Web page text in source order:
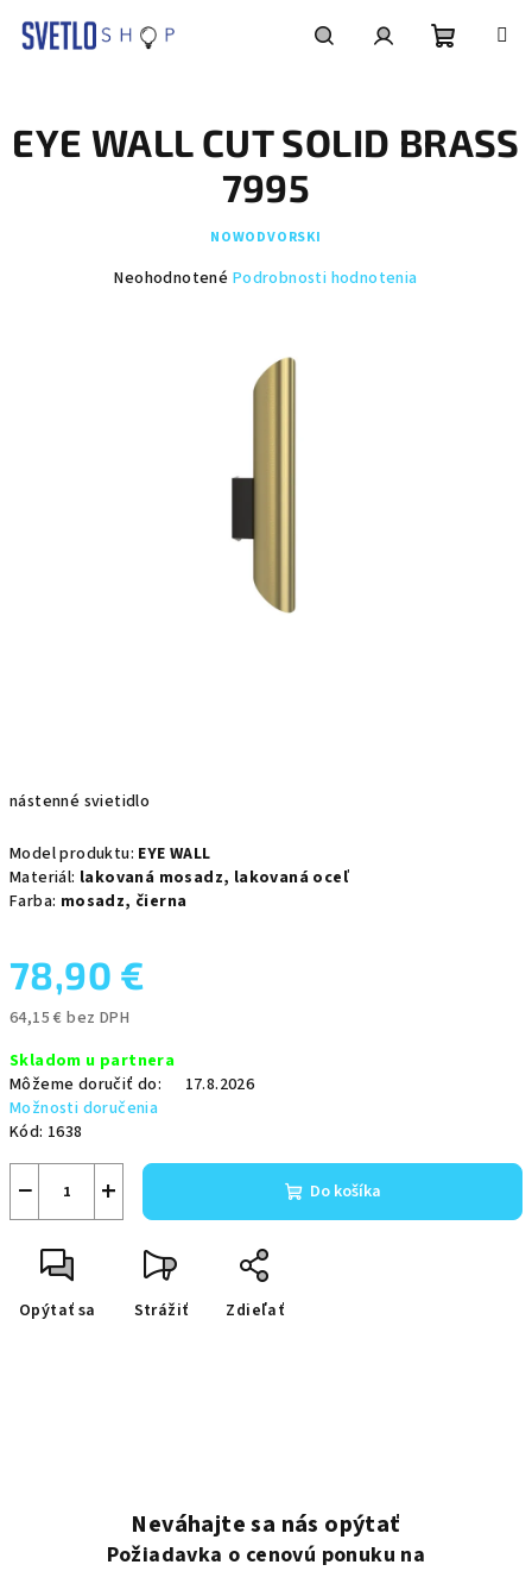
košík
nástenné svietidlo
Model produktu: EYE WALL
Materiál: lakovaná mosadz, lakovaná oceľ
Farba: mosadz, čierna
78,90 €
64,15 € bez DPH
cena:
Skladom u partnera
Môžeme doručiť do:
17.8.2026
Možnosti doručenia
Kód: 1638
+
− Do košíka
Opýtať sa Strážiť Zdieľať
EYE WALL CUT SOLID BRASS
7995
NOWODVORSKI
Priemerné
Neohodnotené Podrobnosti hodnotenia
Neváhajte sa nás opýtať
Požiadavka o cenovú ponuku na